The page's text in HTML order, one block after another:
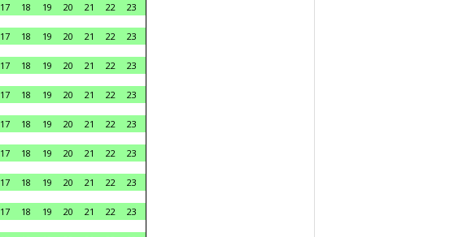
17 18 19 20 21 22 23
17 18 19 20 21 22 23
17 18 19 20 21 22 23
17 18 19 20 21 22 23
17 18 19 20 21 22 23
17 18 19 20 21 22 23
17 18 19 20 21 22 23
17 18 19 20 21 22 23